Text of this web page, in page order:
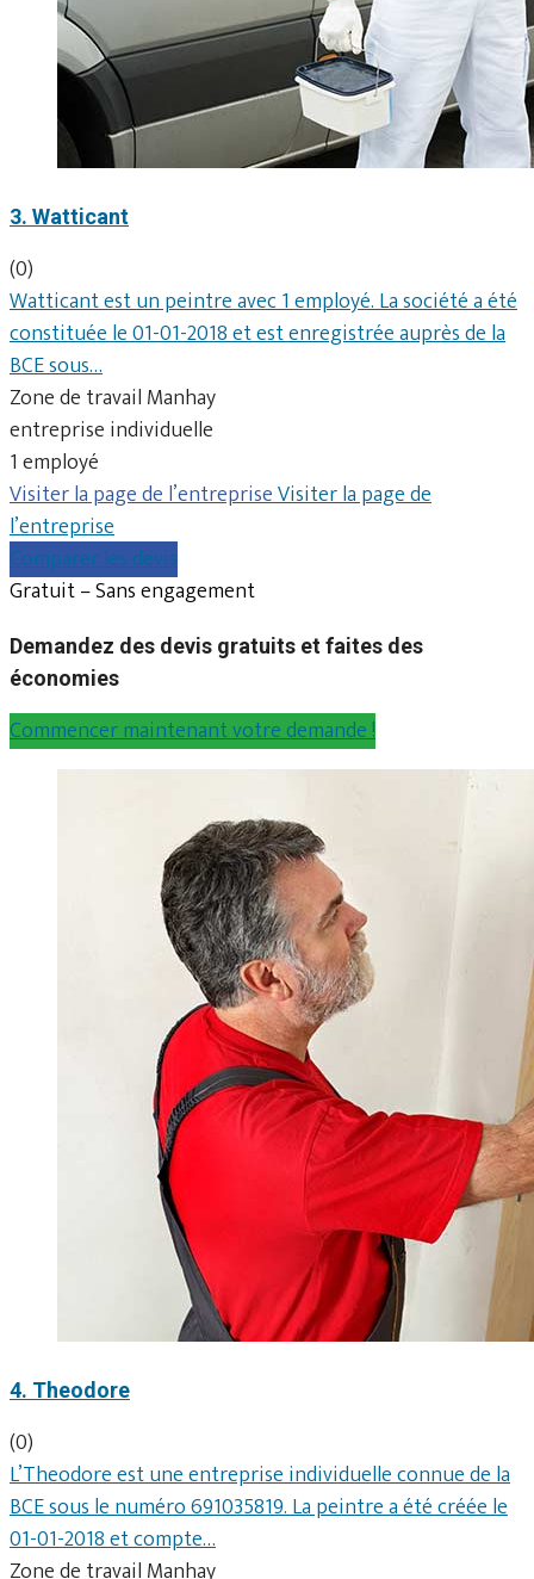
3. Watticant
(0)
Watticant est un peintre avec 1 employé. La société a été
constituée le 01-01-2018 et est enregistrée auprès de la
BCE sous…
Zone de travail Manhay
entreprise individuelle
1 employé
Visiter la page de l’entrepriseVisiter la page de
l’entreprise
Comparer les devis
Gratuit – Sans engagement
Demandez des devis gratuits et faites des
économies
Commencer maintenant votre demande !
4. Theodore
(0)
L’Theodore est une entreprise individuelle connue de la
BCE sous le numéro 691035819. La peintre a été créée le
01-01-2018 et compte…
Zone de travail Manhay